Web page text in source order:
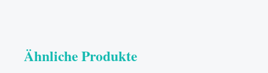
Ähnliche Produkte